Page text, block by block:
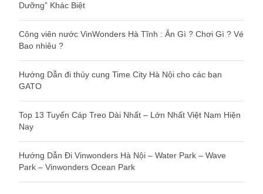
Dưỡng” Khác Biệt
Công viên nước VinWonders Hà Tĩnh : Ăn Gì ? Chơi Gì ? Vé
Bao nhiêu ?
Hướng Dẫn đi thủy cung Time City Hà Nội cho các bạn
GATO
Top 13 Tuyến Cáp Treo Dài Nhất – Lớn Nhất Việt Nam Hiện
Nay
Hướng Dẫn Đi Vinwonders Hà Nội – Water Park – Wave
Park – Vinwonders Ocean Park